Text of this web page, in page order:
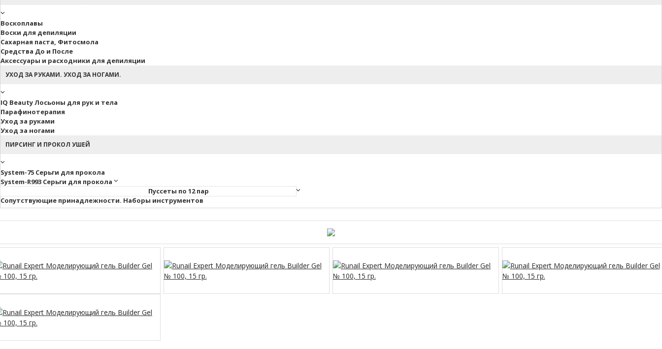
Воскоплавы
Воски для депиляции
Сахарная паста, Фитосмола
Средства До и После
Аксессуары и расходники для депиляции
УХОД ЗА РУКАМИ. УХОД ЗА НОГАМИ.
IQ Beauty Лосьоны для рук и тела
Парафинотерапия
Уход за руками
Уход за ногами
ПИРСИНГ И ПРОКОЛ УШЕЙ
System-75 Серьги для прокола
System-R993 Серьги для прокола
Пуссеты по 12 пар
Cопутствующие принадлежности. Наборы инструментов